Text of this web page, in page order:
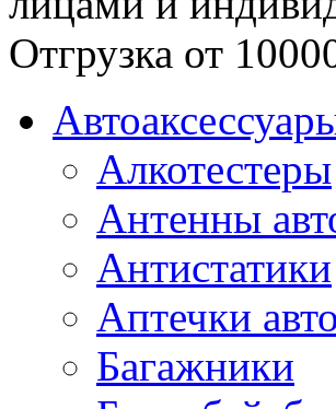
Отгрузка от
Алкотестеры
Антенны
Антистатики
Аптечки
Багажники